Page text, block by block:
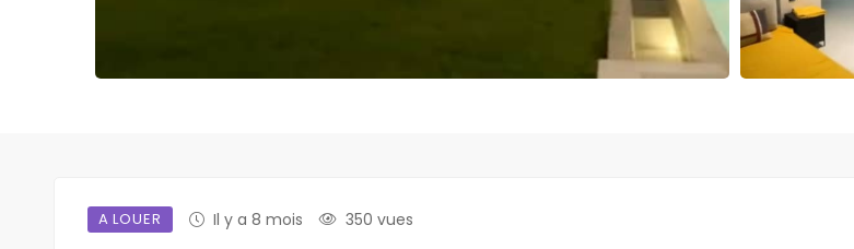
A LOUER Il y a 8 mois 350 vues